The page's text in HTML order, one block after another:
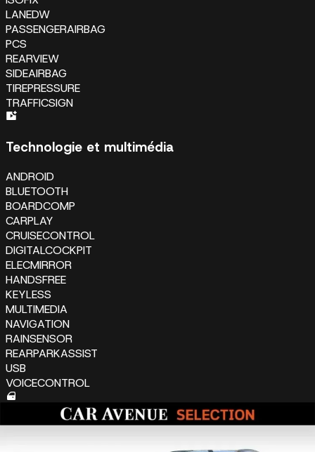
LANEDW
PASSENGERAIRBAG
PCS
REARVIEW
SIDEAIRBAG
TIREPRESSURE
TRAFFICSIGN
Technologie et multimédia
ANDROID
BLUETOOTH
BOARDCOMP
CARPLAY
CRUISECONTROL
DIGITALCOCKPIT
ELECMIRROR
HANDSFREE
KEYLESS
MULTIMEDIA
NAVIGATION
RAINSENSOR
REARPARKASSIST
USB
VOICECONTROL
Extérieur et carrosserie